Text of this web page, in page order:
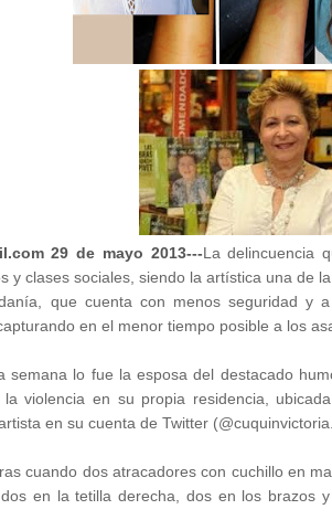
29 de mayo 2013---La delincuencia
y clases sociales, siendo la artística una de
que cuenta con menos seguridad y
en el menor tiempo posible a los
semana lo fue la esposa del destacado
violencia en su propia residencia,
en su cuenta de Twitter (@cuquinvictoria.
cuando dos atracadores con cuchillo en
en la tetilla derecha, dos en los brazos